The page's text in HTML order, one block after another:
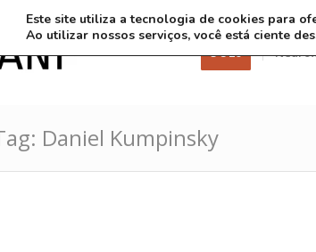
3 8 26
Daniel Kumpinsky
Este site utiliza a tecnologia de cookies para
Ao utilizar nossos serviços, você está ciente